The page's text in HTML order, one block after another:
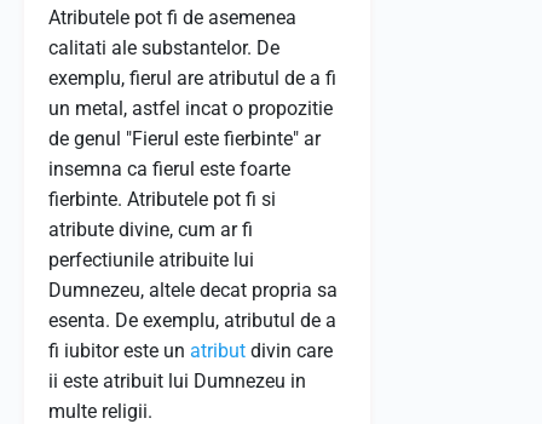
Atributele pot fi de asemenea
calitati ale substantelor. De
exemplu, fierul are atributul de a fi
un metal, astfel incat o propozitie
de genul "Fierul este fierbinte" ar
insemna ca fierul este foarte
fierbinte. Atributele pot fi si
atribute divine, cum ar fi
perfectiunile atribuite lui
Dumnezeu, altele decat propria sa
esenta. De exemplu, atributul de a
fi iubitor este un atribut divin care
ii este atribuit lui Dumnezeu in
multe religii.